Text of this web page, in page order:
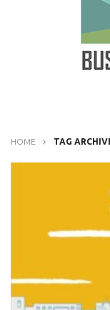
HOME TAG